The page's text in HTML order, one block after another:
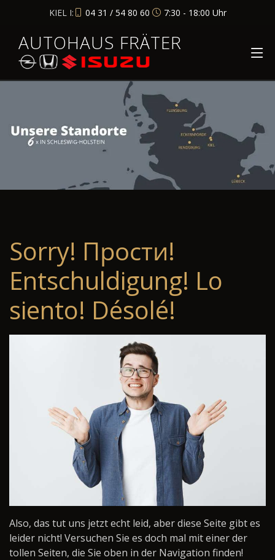
KIEL I: 04 31 / 54 80 60 7:30 - 18:00 Uhr
AUTOHAUS FRÄTER
Sorry! Прости!
Entschuldigung! Lo
siento! Désolé!
Also, das tut uns jetzt echt leid, aber diese Seite gibt es
leider nicht! Versuchen Sie es doch mal mit einer der
tollen Seiten, die Sie oben in der Navigation finden!